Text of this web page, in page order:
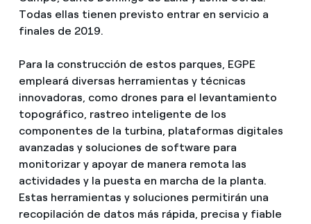
Todas ellas tienen previsto entrar en servicio a
finales de 2019.
Para la construcción de estos parques, EGPE
empleará diversas herramientas y técnicas
innovadoras, como drones para el levantamiento
topográfico, rastreo inteligente de los
componentes de la turbina, plataformas digitales
avanzadas y soluciones de software para
monitorizar y apoyar de manera remota las
actividades y la puesta en marcha de la planta.
Estas herramientas y soluciones permitirán una
recopilación de datos más rápida, precisa y fiable